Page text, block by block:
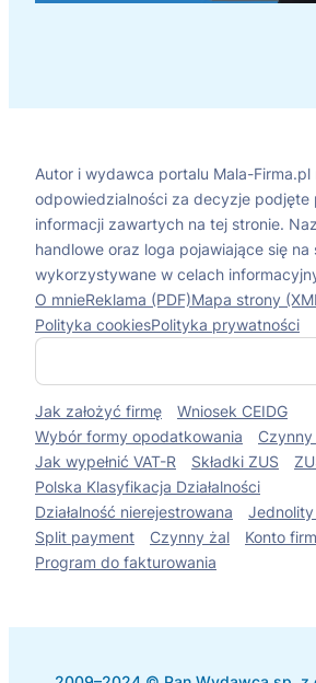
Autor i wydawca portalu Mala-Firma.pl
odpowiedzialności za decyzje podjęte
informacji zawartych na tej stronie.
handlowe oraz loga pojawiające się
wykorzystywane w celach
O mnieReklama (PDF)Mapa strony
Polityka cookiesPolityka prywatności
S
k
a
Jak założyć firmę
Wniosek CEIDG
Wybór formy opodatkowania
Czynny
Jak wypełnić VAT-R
Składki ZUS
Polska Klasyfikacja Działalności
Działalność nierejestrowana
Jednolity
Split payment
Czynny żal
Konto
Program do fakturowania